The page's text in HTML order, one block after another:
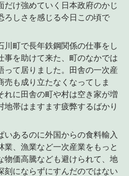
だけ強めていく日本政府のかじ
ろしさを感じる今日この頃で
川町で長年鉄鋼関係の仕事をし
事を助けて来た、町のなかでは
って居りました。田舎の一次産
も成り立たなくなってしま
れに田舎の町や村は空き家が増
地帯はますます疲弊するばかり
いあるのに外国からの食料輸入
業、漁業など一次産業をもっと
物価高騰なども避けられて、地
刻にならずにすんだのではない